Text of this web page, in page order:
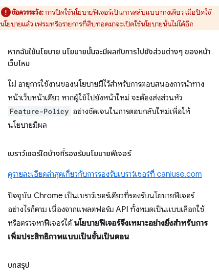
ข้อควรระวัง: การปิดใช้นโยบายฟีเจอร์เป็นการสลับแบบทางเดียว เมื่อปิดใช้
นโยบายแล้ว เฟรมหรือรายการที่สืบทอดมาจะเปิดใช้นโยบายนั้นไม่ได้อีก
หากฉันใช้นโยบาย นโยบายนั้นจะมีผลกับการไปยังส่วนต่างๆ ของหน้า
เว็บไหม
ไม่ อายุการใช้งานของนโยบายมีไว้สำหรับการตอบสนองการนําทาง
หน้าเว็บหน้าเดียว หากผู้ใช้ไปยังหน้าใหม่ จะต้องส่งส่วนหัว
Feature-Policy อย่างชัดเจนในการตอบกลับใหม่เพื่อให้
นโยบายมีผล
เบราว์เซอร์ใดบ้างที่รองรับนโยบายฟีเจอร์
ดูรายละเอียดล่าสุดเกี่ยวกับการรองรับเบราว์เซอร์ที่ caniuse.com
ปัจจุบัน Chrome เป็นเบราว์เซอร์เดียวที่รองรับนโยบายฟีเจอร์
อย่างไรก็ตาม เนื่องจากแพลตฟอร์ม API ทั้งหมดเป็นแบบเลือกใช้
หรือตรวจหาฟีเจอร์ได้นโยบายฟีเจอร์จึงเหมาะอย่างยิ่งสำหรับการ
เพิ่มประสิทธิภาพแบบเป็นขั้นเป็นตอน
บทสรุป